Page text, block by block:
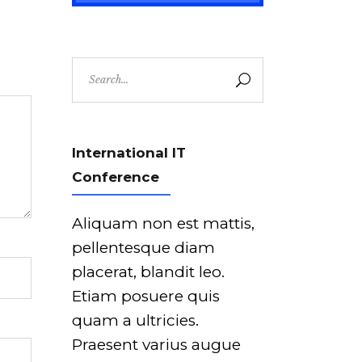
International IT
Conference
Aliquam non est mattis,
pellentesque diam
placerat, blandit leo.
Etiam posuere quis
quam a ultricies.
Praesent varius augue